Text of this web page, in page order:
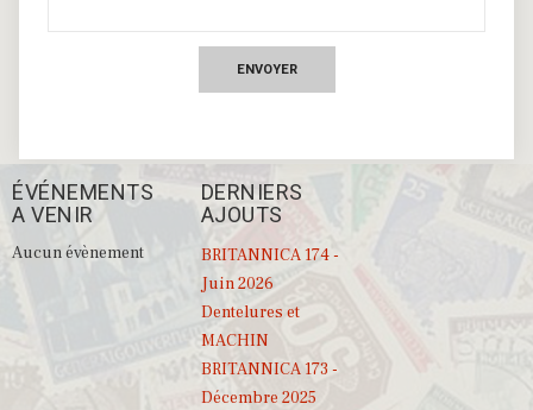
ENVOYER
ÉVÉNEMENTS
A VENIR
Aucun évènement
DERNIERS
AJOUTS
BRITANNICA 174 -
Juin 2026
Dentelures et
MACHIN
BRITANNICA 173 -
Décembre 2025